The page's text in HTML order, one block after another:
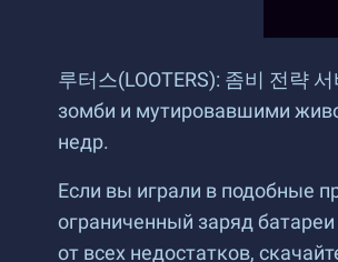
루터스(LOOTERS): 좀비 전략
зомби и мутировавшими
недр.
Если вы играли в подобные
ограниченный заряд
от всех недостатков,